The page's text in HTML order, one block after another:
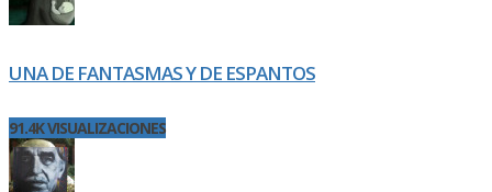
UNA DE FANTASMAS Y DE ESPANTOS
91.4K VISUALIZACIONES